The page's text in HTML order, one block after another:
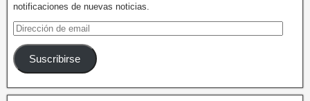
notificaciones de nuevas noticias.
Suscribirse